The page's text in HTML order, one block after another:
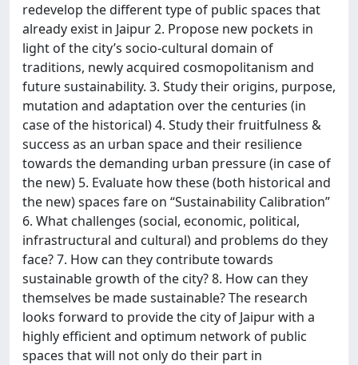
redevelop the different type of public spaces that
already exist in Jaipur 2. Propose new pockets in
light of the city’s socio-cultural domain of
traditions, newly acquired cosmopolitanism and
future sustainability. 3. Study their origins, purpose,
mutation and adaptation over the centuries (in
case of the historical) 4. Study their fruitfulness &
success as an urban space and their resilience
towards the demanding urban pressure (in case of
the new) 5. Evaluate how these (both historical and
the new) spaces fare on “Sustainability Calibration”
6. What challenges (social, economic, political,
infrastructural and cultural) and problems do they
face? 7. How can they contribute towards
sustainable growth of the city? 8. How can they
themselves be made sustainable? The research
looks forward to provide the city of Jaipur with a
highly efficient and optimum network of public
spaces that will not only do their part in